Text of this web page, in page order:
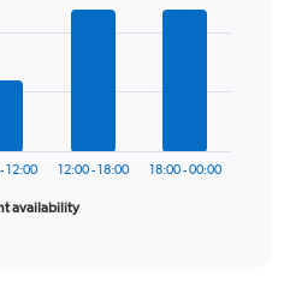
availability
12:00 12:00 - 18:00 18:00 - 00:00